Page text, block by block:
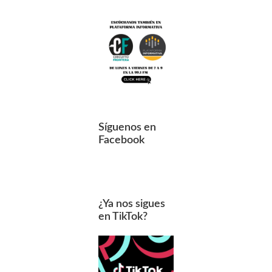
Síguenos en
Facebook
¿Ya nos sigues
en TikTok?